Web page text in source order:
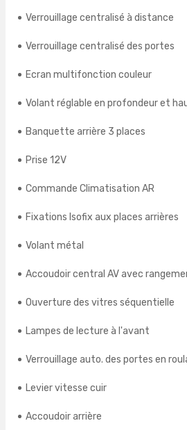
Verrouillage centralisé à distance
Verrouillage centralisé des portes
Ecran multifonction couleur
Volant réglable en profondeur et
Banquette arrière 3 places
Prise 12V
Commande Climatisation AR
Fixations Isofix aux places arrières
Volant métal
Accoudoir central AV avec
Ouverture des vitres séquentielle
Lampes de lecture à l'avant
Verrouillage auto. des portes en
Levier vitesse cuir
Accoudoir arrière